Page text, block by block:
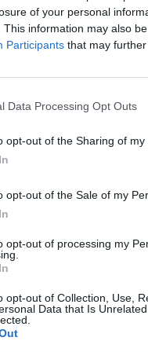
of your personal
This information may also
Participants that may
Data Processing Opt Outs
opt-out of the Sharing of my
opt-out of the Sale of my
opt-out of processing my
opt-out of Collection, Use,
Data that Is
hónapjában 7,1
amely
Turisztikai
Adatszolgáltató
32
százalékos
portfolio.hu
cikkarchívum
elmúlt 2 év napon belüli